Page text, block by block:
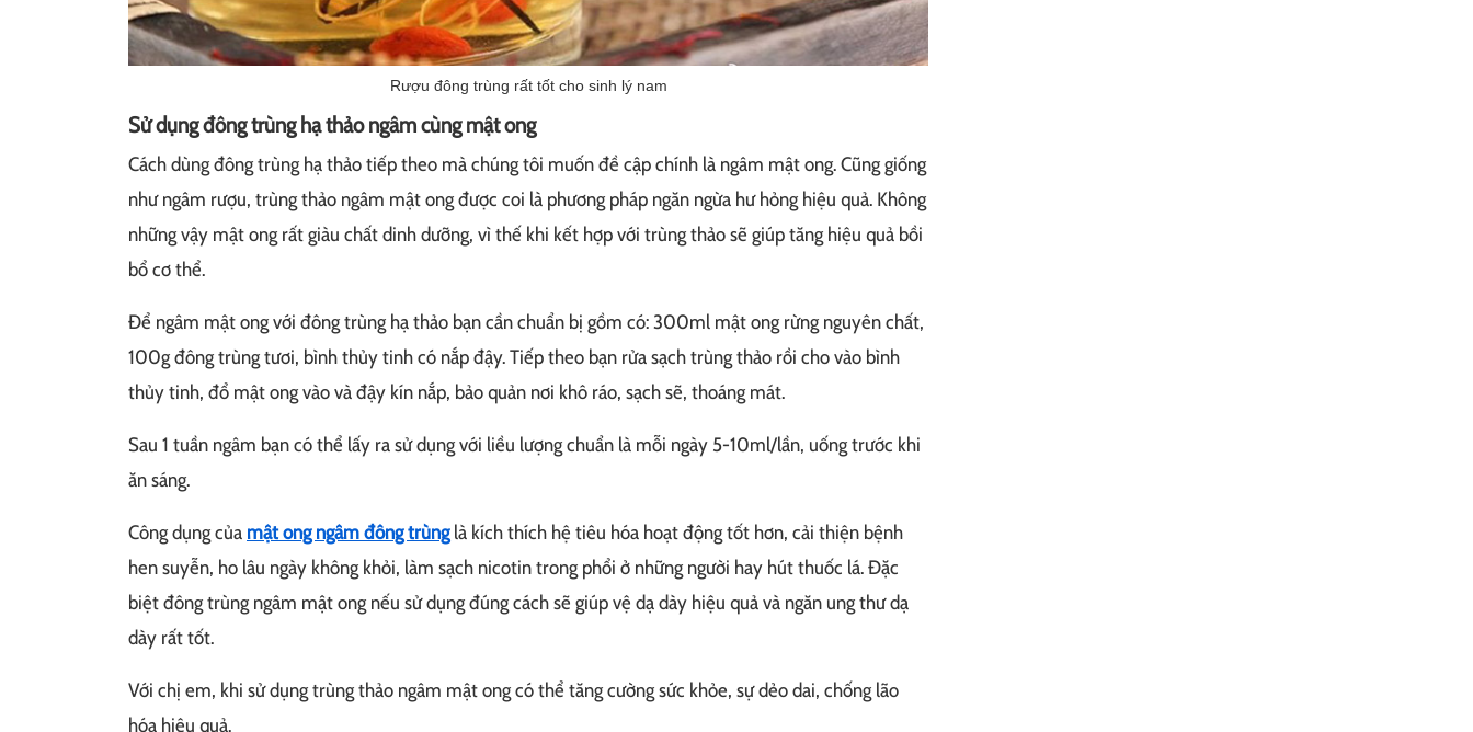
Rượu đông trùng rất tốt cho sinh lý nam
Sử dụng đông trùng hạ thảo ngâm cùng mật ong
Cách dùng đông trùng hạ thảo tiếp theo mà chúng tôi muốn đề cập chính là ngâm mật ong. Cũng giống
như ngâm rượu, trùng thảo ngâm mật ong được coi là phương pháp ngăn ngừa hư hỏng hiệu quả. Không
những vậy mật ong rất giàu chất dinh dưỡng, vì thế khi kết hợp với trùng thảo sẽ giúp tăng hiệu quả bồi
bổ cơ thể.
Để ngâm mật ong với đông trùng hạ thảo bạn cần chuẩn bị gồm có: 300ml mật ong rừng nguyên chất,
100g đông trùng tươi, bình thủy tinh có nắp đậy. Tiếp theo bạn rửa sạch trùng thảo rồi cho vào bình
thủy tinh, đổ mật ong vào và đậy kín nắp, bảo quản nơi khô ráo, sạch sẽ, thoáng mát.
Sau 1 tuần ngâm bạn có thể lấy ra sử dụng với liều lượng chuẩn là mỗi ngày 5-10ml/lần, uống trước khi
ăn sáng.
Công dụng của mật ong ngâm đông trùnglà kích thích hệ tiêu hóa hoạt động tốt hơn, cải thiện bệnh
hen suyễn, ho lâu ngày không khỏi, làm sạch nicotin trong phổi ở những người hay hút thuốc lá. Đặc
biệt đông trùng ngâm mật ong nếu sử dụng đúng cách sẽ giúp vệ dạ dày hiệu quả và ngăn ung thư dạ
dày rất tốt.
Với chị em, khi sử dụng trùng thảo ngâm mật ong có thể tăng cường sức khỏe, sự dẻo dai, chống lão
hóa hiệu quả.